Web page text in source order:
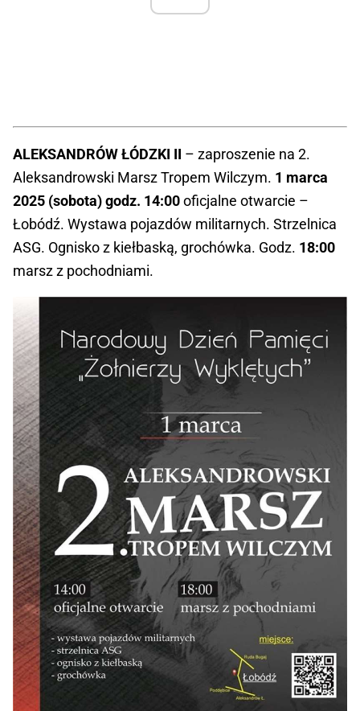
ALEKSANDRÓW ŁÓDZKI II – zaproszenie na 2.
Aleksandrowski Marsz Tropem Wilczym. 1 marca
2025 (sobota) godz. 14:00oficjalne otwarcie –
Łobódź. Wystawa pojazdów militarnych. Strzelnica
ASG. Ognisko z kiełbaską, grochówka. Godz. 18:00
marsz z pochodniami.